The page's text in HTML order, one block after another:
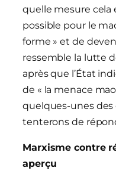
quelle mesure cela
possible pour le
forme » et de
ressemble la lutte
après que l’État
de « la menace
quelques-unes
tenterons de
Marxisme contre
aperçu